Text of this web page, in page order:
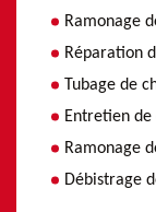
Ramonage
Réparation
Tubage de
Entretien
Ramonage
Débistrage